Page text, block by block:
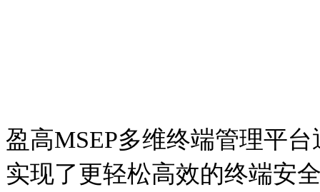
盈高MSEP多维终端管理平
实现了更轻松高效的终端安